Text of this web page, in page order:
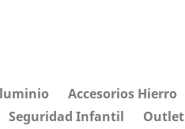
Accesorios Hierro
Seguridad Infantil Outlet